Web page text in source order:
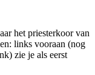
het priesterkoor van
links vooraan (nog
zie je als eerst